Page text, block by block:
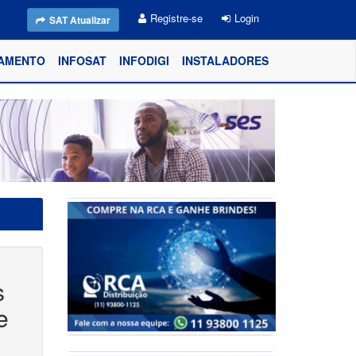
SAT Atualizar Registre-se Login
INFOSAT INFODIGI INSTALADORES